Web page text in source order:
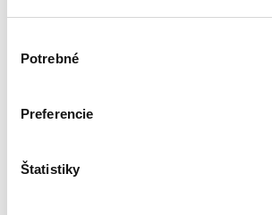
súhlasu
Potrebné
Preferencie
Štatistiky